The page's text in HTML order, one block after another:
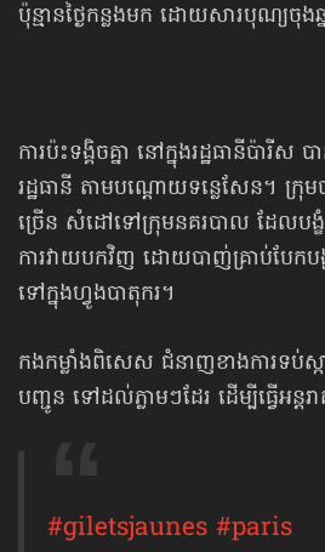
ប៉ុន្មានថ្ងៃកន្លងមក ដោយសារបុណ្យចុង
ការប៉ះទង្គិចគ្នា នៅក្នុងរដ្ឋធានីប៉ារី
រដ្ឋធានី តាមបណ្ដោយទន្លេសែន។ ក្រុម
ច្រើន សំដៅទៅក្រុមនគរបាល ដែលបង្ខំឲ្យ
ការវាយបកវិញ ដោយបាញ់គ្រាប់បែកបង្
ទៅក្នុងហ្វូងបាតុករ។
កងកម្លាំងពិសេស ជំនាញខាងការទប់ស្ក
បញ្ជូន ទៅដល់ភ្លាមៗដែរ ដើម្បីធ្វើអន្ត
#giletsjaunes #paris